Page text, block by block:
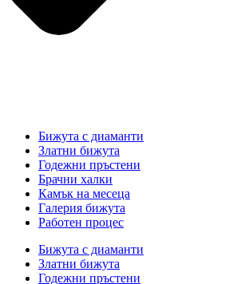
Бижута с диаманти
Златни бижута
Годежни пръстени
Брачни халки
Камък на месеца
Галерия бижута
Работен процес
Бижута с диаманти
Златни бижута
Годежни пръстени